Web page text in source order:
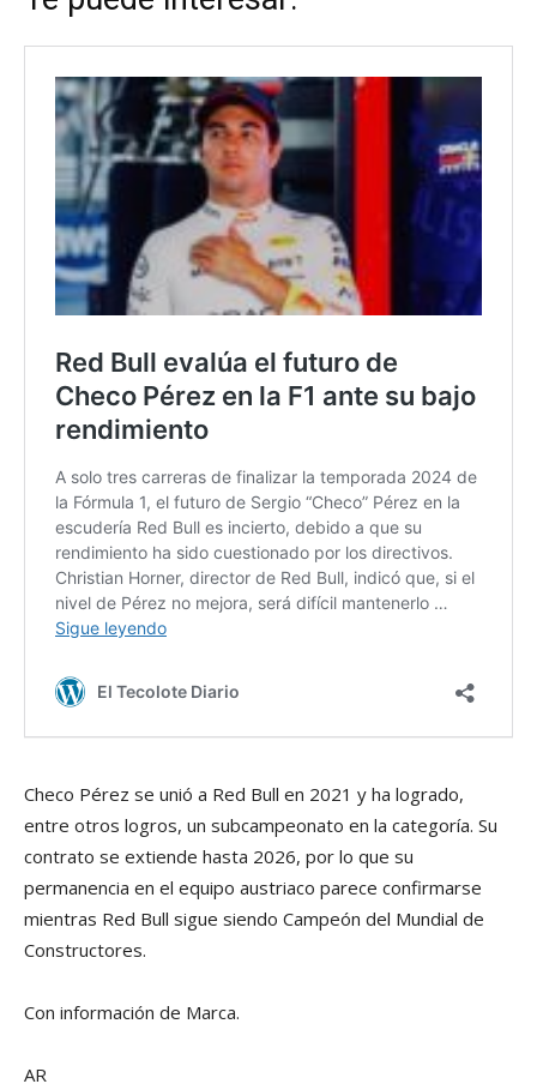
Checo Pérez se unió a Red Bull en 2021 y ha logrado,
entre otros logros, un subcampeonato en la categoría. Su
contrato se extiende hasta 2026, por lo que su
permanencia en el equipo austriaco parece confirmarse
mientras Red Bull sigue siendo Campeón del Mundial de
Constructores.
Con información de Marca.
AR